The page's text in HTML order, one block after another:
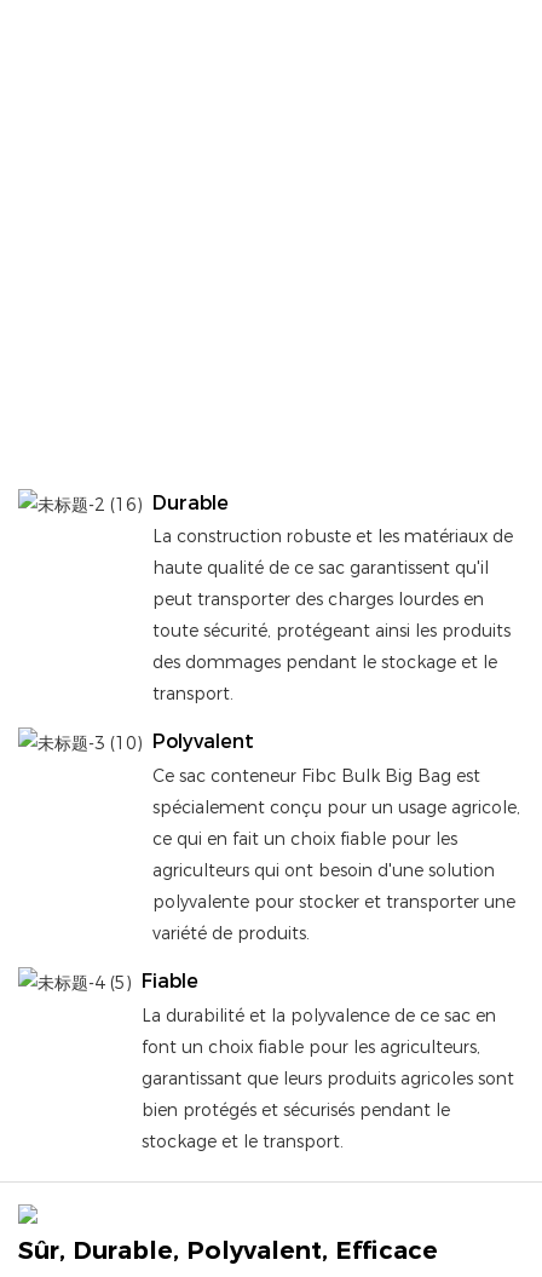
Durable
La construction robuste et les matériaux de
haute qualité de ce sac garantissent qu'il
peut transporter des charges lourdes en
toute sécurité, protégeant ainsi les produits
des dommages pendant le stockage et le
transport.
Polyvalent
Ce sac conteneur Fibc Bulk Big Bag est
spécialement conçu pour un usage agricole,
ce qui en fait un choix fiable pour les
agriculteurs qui ont besoin d'une solution
polyvalente pour stocker et transporter une
variété de produits.
Fiable
La durabilité et la polyvalence de ce sac en
font un choix fiable pour les agriculteurs,
garantissant que leurs produits agricoles sont
bien protégés et sécurisés pendant le
stockage et le transport.
Sûr, Durable, Polyvalent, Efficace